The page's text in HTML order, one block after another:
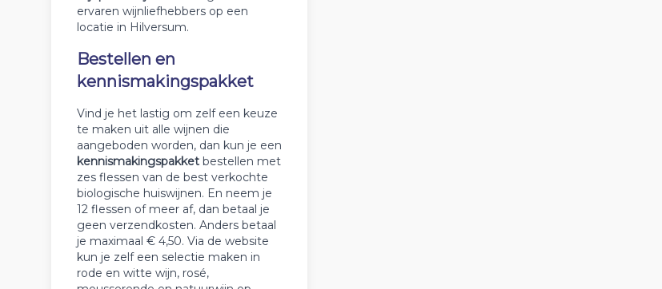
ervaren wijnliefhebbers op een
locatie in Hilversum.
Bestellen en
kennismakingspakket
Vind je het lastig om zelf een keuze
te maken uit alle wijnen die
aangeboden worden, dan kun je een
kennismakingspakket bestellen met
zes flessen van de best verkochte
biologische huiswijnen. En neem je
12 flessen of meer af, dan betaal je
geen verzendkosten. Anders betaal
je maximaal € 4,50. Via de website
kun je zelf een selectie maken in
rode en witte wijn, rosé,